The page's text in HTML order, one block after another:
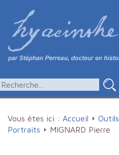
Vous êtes ici : Accueil Outils
Portraits
MIGNARD Pierre